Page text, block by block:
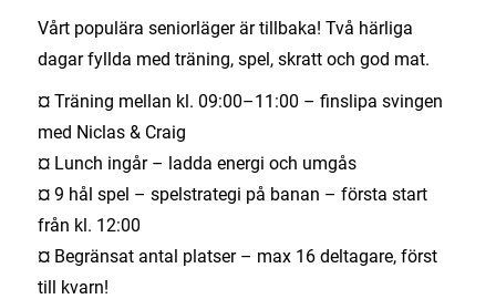
Vårt populära seniorläger är tillbaka! Två härliga
dagar fyllda med träning, spel, skratt och god mat.
¤ Träning mellan kl. 09:00–11:00 – finslipa svingen
med Niclas & Craig
¤ Lunch ingår – ladda energi och umgås
¤ 9 hål spel – spelstrategi på banan – första start
från kl. 12:00
¤ Begränsat antal platser – max 16 deltagare, först
till kvarn!